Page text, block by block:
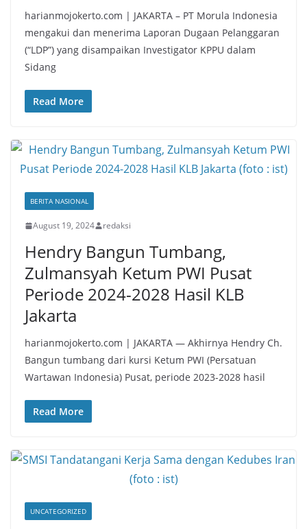
harianmojokerto.com | JAKARTA – PT Morula Indonesia
mengakui dan menerima Laporan Dugaan Pelanggaran
(“LDP”) yang disampaikan Investigator KPPU dalam
Sidang
Read More
BERITA NASIONAL
August 19, 2024 redaksi
Hendry Bangun Tumbang,
Zulmansyah Ketum PWI Pusat
Periode 2024-2028 Hasil KLB
Jakarta
harianmojokerto.com | JAKARTA — Akhirnya Hendry Ch.
Bangun tumbang dari kursi Ketum PWI (Persatuan
Wartawan Indonesia) Pusat, periode 2023-2028 hasil
Read More
UNCATEGORIZED